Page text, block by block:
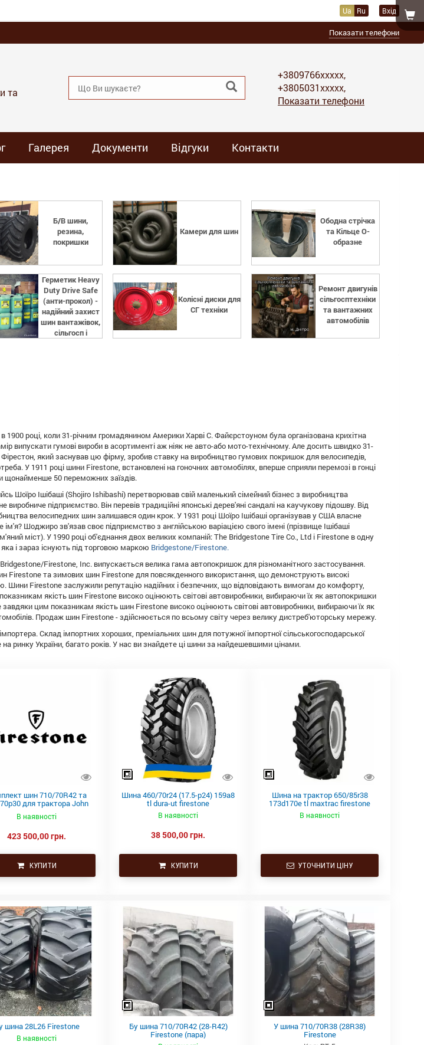
Ua Ru Вхід
Показати телефони
та
+3809766xxxxx,
+3805031xxxxx,
Показати телефони
Галерея Документи Відгуки Контакти
Б/В шини,
резина,
покришки
Камери для шин
Ободна стрічка
та Кільце О-
образне
Герметик Heavy
Duty Drive Safe
(анти-прокол) -
надійний захист
шин вантажівок,
сільгосп і
Колісні диски для
СГ техніки
Ремонт двигунів
сільгосптехніки
та вантажних
автомобілів
1900 році, коли 31-річним громадянином Америки Харві С. Файєрстоуном була організована крихітна
випускати гумові вироби в асортименті аж ніяк не авто-або мото-технічному. Але досить швидко 31-
Фірестон, який заснував цю фірму, зробив ставку на виробництво гумових покришок для велосипедів,
У 1911 році шини Firestone, встановлені на гоночних автомобілях, вперше сприяли перемозі в гонці
50 переможних заїздів.
Шоїро Ішібаші (Shojiro Ishibashi) перетворював свій маленький сімейний бізнес з виробництва
виробниче підприємство. Він перевів традиційні японські дерев'яні сандалі на каучукову підошву. Від
велосипедних шин залишався один крок. У 1931 році Шоїро Ішібаші організував у США власне
Шоджиро зв'язав своє підприємство з англійською варіацією свого імені (прізвище Ішібаші
міст). У 1990 році об'єднання двох великих компаній: The Bridgestone Tire Co., Ltd і Firestone в одну
і зараз існують під торговою маркою Bridgestone/Firestone.
Firestone, Inc. випускається велика гама автопокришок для різноманітного застосування.
Firestone та зимових шин Firestone для повсякденного використання, що демонструють високі
Шини Firestone заслужили репутацію надійних і безпечних, що відповідають вимогам до комфорту,
якість шин Firestone високо оцінюють світові автовиробники, вибираючи їх як автопокришки
завдяки цим показникам якість шин Firestone високо оцінюють світові автовиробники, вибираючи їх як
Продаж шин Firestone - здійснюється по всьому світу через велику дистреб'юторську мережу.
Склад імпортних хороших, преміальних шин для потужної імпортної сільськогосподарської
ринку України, багато років. У нас ви знайдете ці шини за найдешевшими цінами.
шин 710/70R42 та
для трактора John
Deer 8330
В наявності
423 500,00 грн.
КУПИТИ
Шина 460/70r24 (17.5-р24) 159a8
tl dura-ut firestone
В наявності
38 500,00 грн.
КУПИТИ
Шина на трактор 650/85r38
173d170e tl maxtrac firestone
В наявності
УТОЧНИТИ ЦІНУ
шина 28L26 Firestone
В наявності
Бу шина 710/70R42 (28-R42)
Firestone (пара)
У шина 710/70R38 (28R38)
Firestone